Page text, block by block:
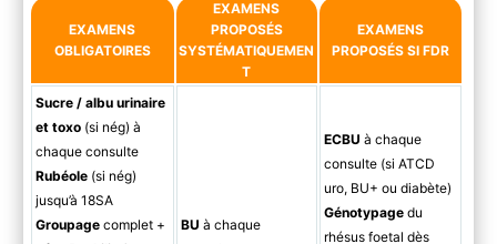
EXAMENS
OBLIGATOIRES
EXAMENS
PROPOSÉS
SYSTÉMATIQUEMEN
T
EXAMENS
PROPOSÉS SI FDR
Sucre / albu urinaire
et toxo (si nég) à
chaque consulte
Rubéole (si nég)
jusqu’à 18SA
Groupage complet +
BU à chaque
ECBU à chaque
consulte (si ATCD
uro, BU+ ou diabète)
Génotypage du
rhésus foetal dès